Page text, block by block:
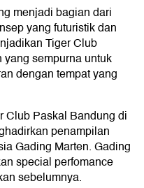
menjadi bagian dari
yang futuristik dan
Tiger Club
sempurna untuk
dengan tempat yang
Club Paskal Bandung di
penampilan
Gading Marten. Gading
special perfomance
sebelumnya.